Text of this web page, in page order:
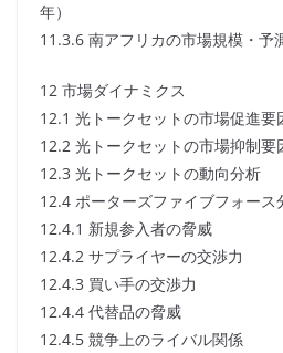
年）
11.3.6 南アフリカの市場規模・予
12 市場ダイナミクス
12.1 光トークセットの市場促進要
12.2 光トークセットの市場抑制要
12.3 光トークセットの動向分析
12.4 ポーターズファイブフォース
12.4.1 新規参入者の脅威
12.4.2 サプライヤーの交渉力
12.4.3 買い手の交渉力
12.4.4 代替品の脅威
12.4.5 競争上のライバル関係